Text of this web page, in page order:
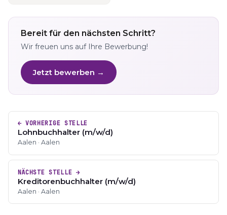
Bereit für den nächsten Schritt?
Wir freuen uns auf Ihre Bewerbung!
Jetzt bewerben →
← VORHERIGE STELLE
Lohnbuchhalter (m/w/d)
Aalen · Aalen
NÄCHSTE STELLE →
Kreditorenbuchhalter (m/w/d)
Aalen · Aalen